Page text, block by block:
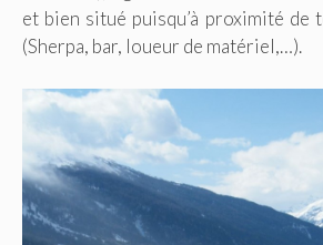
et bien situé puisqu’à proximité de
(Sherpa, bar, loueur de matériel,…).